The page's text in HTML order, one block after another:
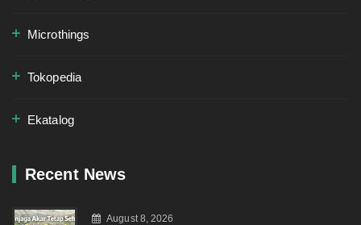
Microthings
Tokopedia
Ekatalog
Recent News
August 8, 2026